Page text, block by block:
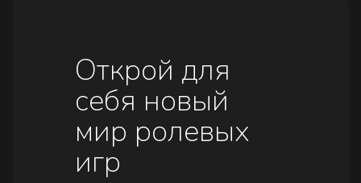
Открой для
себя новый
мир ролевых
игр